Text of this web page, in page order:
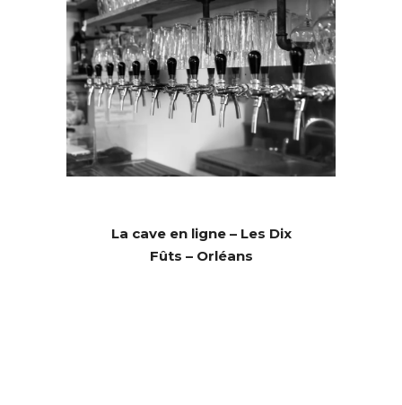
La cave en ligne – Les Dix
Fûts – Orléans